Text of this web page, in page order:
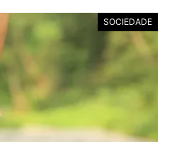
SOCIEDADE